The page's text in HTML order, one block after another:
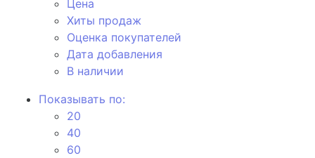
Цена
Хиты продаж
Оценка покупателей
Дата добавления
В наличии
Показывать по:
20
40
60